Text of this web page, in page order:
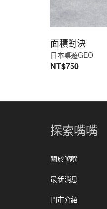
面積對決
日本桌遊GEO
NT$750
探索嘴嘴
關於嘴嘴
最新消息
門市介紹